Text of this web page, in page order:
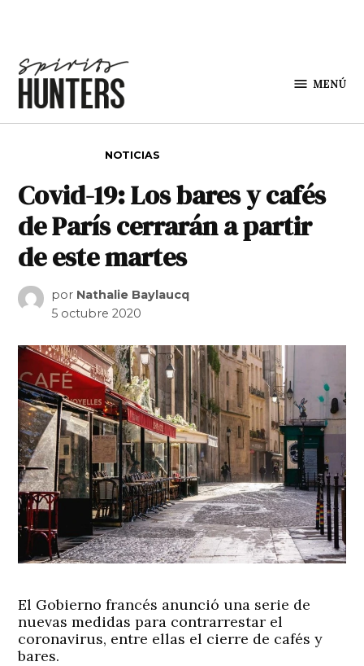
MENÚ
NOTICIAS
Covid-19: Los bares y cafés
de París cerrarán a partir
de este martes
por Nathalie Baylaucq
5 octubre 2020
El Gobierno francés anunció una serie de
nuevas medidas para contrarrestar el
coronavirus, entre ellas el cierre de cafés y
bares.